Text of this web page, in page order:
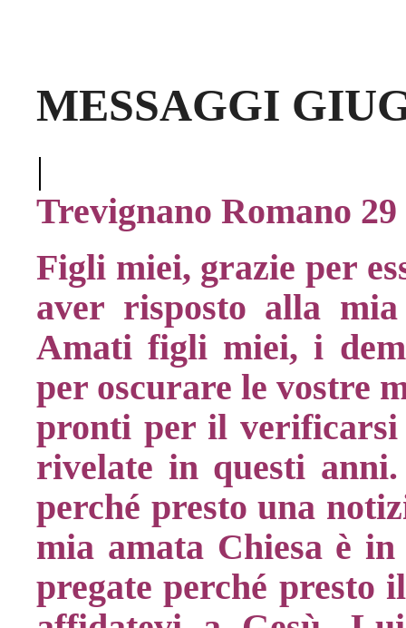
MESSAGGI
|
Trevignano Romano
Figli miei, grazie per
aver risposto alla
Amati figli miei, i
per oscurare le vostre
pronti per il verificarsi
rivelate in questi
perché presto una
mia amata Chiesa è
pregate perché presto